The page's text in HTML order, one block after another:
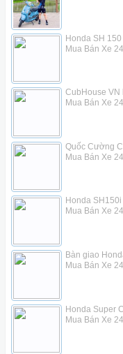
Honda SH 150
Mua Bán Xe
CubHouse VN
Mua Bán Xe
Quốc Cường
Mua Bán Xe
Honda
Mua Bán Xe
Bàn giao
Mua Bán Xe
Honda Super
Mua Bán Xe